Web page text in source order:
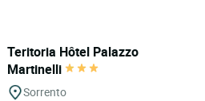
Teritoria Hôtel Palazzo
Martinelli
Sorrento